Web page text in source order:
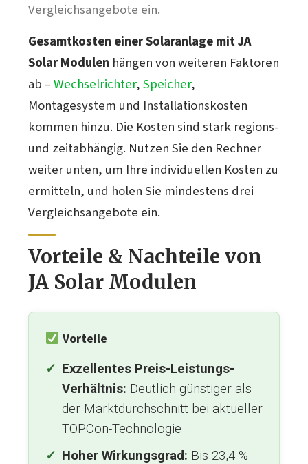
Vergleichsangebote ein.
Gesamtkosten einer Solaranlage mit JA
Solar Modulen hängen von weiteren Faktoren
ab –Wechselrichter,Speicher,
Montagesystem und Installationskosten
kommen hinzu. Die Kosten sind stark regions-
und zeitabhängig. Nutzen Sie den Rechner
weiter unten, um Ihre individuellen Kosten zu
ermitteln, und holen Sie mindestens drei
Vergleichsangebote ein.
Vorteile & Nachteile von
JA Solar Modulen
Vorteile
Exzellentes Preis-Leistungs-
Verhältnis: Deutlich günstiger als
der Marktdurchschnitt bei aktueller
TOPCon-Technologie
Hoher Wirkungsgrad: Bis 23,4 %